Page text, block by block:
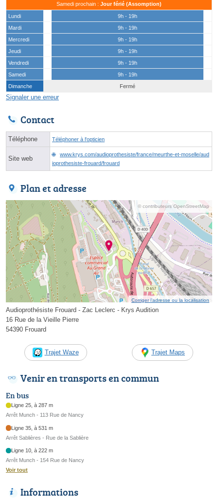
Samedi prochain : Jour férié (Assomption)
Lundi
9h - 19h
Mardi
9h - 19h
Mercredi
9h - 19h
Jeudi
9h - 19h
Vendredi
9h - 19h
Samedi
9h - 19h
Dimanche
Fermé
Signaler une erreur
Contact
Téléphone Téléphoner à l'opticien
Site web
www.krys.com/audioprothesiste/france/meurthe-et-moselle/aud
ioprothesiste-frouard/frouard
Plan et adresse
© contributeurs OpenStreetMap
Corriger l’adresse ou la localisation
Audioprothésiste Frouard - Zac Leclerc - Krys Audition
16 Rue de la Vieille Pierre
54390 Frouard
Trajet Waze Trajet Maps
Venir en transports en commun
En bus
Ligne 25, à 287 m
Arrêt Munch - 113 Rue de Nancy
Ligne 35, à 531 m
Arrêt Sablières - Rue de la Sablière
Ligne 10, à 222 m
Arrêt Munch - 154 Rue de Nancy
Voir tout
Informations